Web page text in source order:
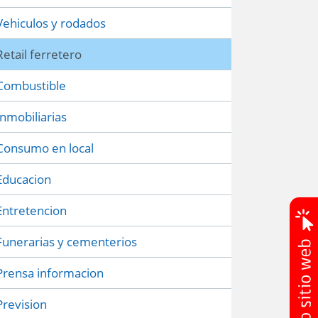
y rodados
ferretero
en local
y cementerios
informacion